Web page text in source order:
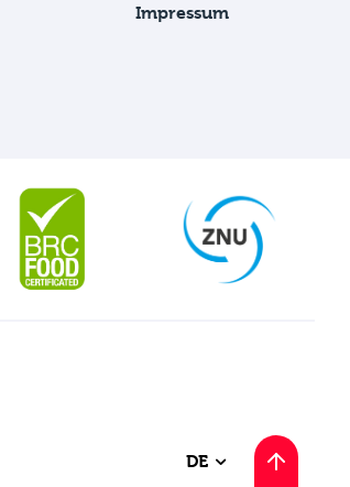
Impressum
DE